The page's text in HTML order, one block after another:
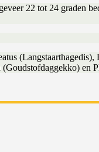
22 tot 24 graden
en